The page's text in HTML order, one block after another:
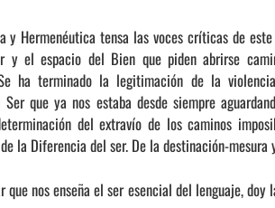
y Hermenéutica tensa las voces críticas de
el espacio del Bien que piden abrirse
ha terminado la legitimación de la
que ya nos estaba desde siempre
del extravío de los caminos
la Diferencia del ser. De la destinación-
nos enseña el ser esencial del lenguaje, doy